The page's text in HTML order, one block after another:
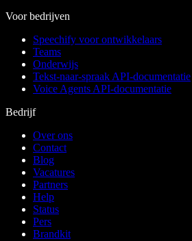
Voor bedrijven
Speechify voor ontwikkelaars
Teams
Onderwijs
Tekst-naar-spraak API-documentatie
Voice Agents API-documentatie
Bedrijf
Over ons
Contact
Blog
Vacatures
Partners
Help
Status
Pers
Brandkit